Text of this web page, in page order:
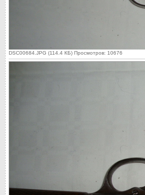
DSC00684.JPG (114.4 КБ) Просмотров: 10676